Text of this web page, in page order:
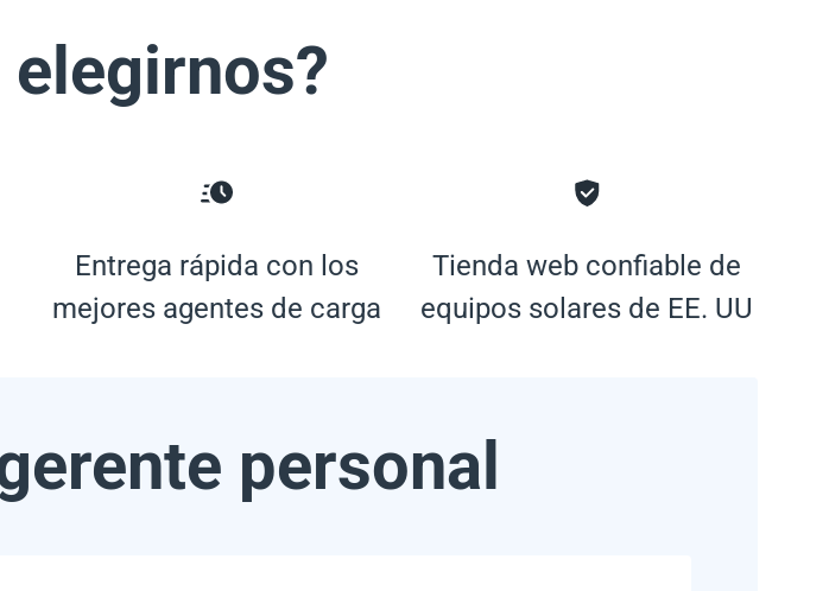
elegirnos?
Entrega rápida con los
mejores agentes de carga
Tienda web confiable de
equipos solares de EE. UU
personal